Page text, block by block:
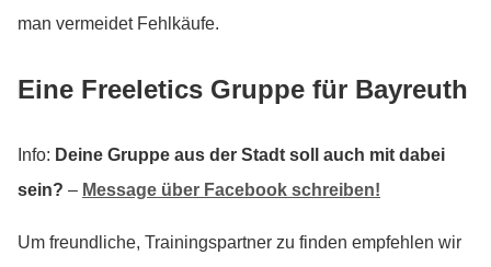
man vermeidet Fehlkäufe.
Eine Freeletics Gruppe für Bayreuth
Info: Deine Gruppe aus der Stadt soll auch mit dabei
sein? – Message über Facebook schreiben!
Um freundliche, Trainingspartner zu finden empfehlen wir